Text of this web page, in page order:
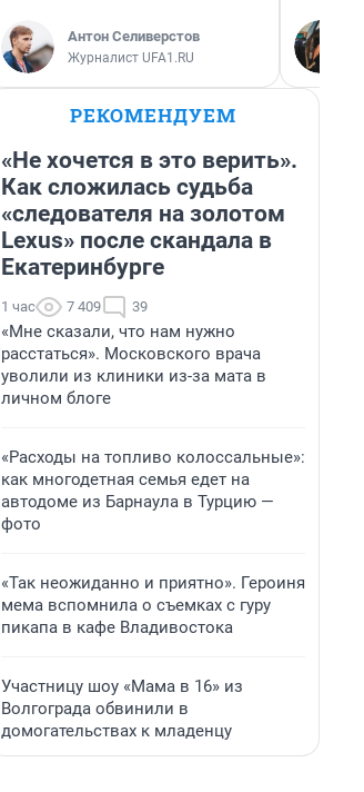
Антон Селиверстов
Журналист UFA1.RU
РЕКОМЕНДУЕМ
«Не хочется в это верить».
Как сложилась судьба
«следователя на золотом
Lexus» после скандала в
Екатеринбурге
1 час 7 409 39
«Мне сказали, что нам нужно
расстаться». Московского врача
уволили из клиники из-за мата в
личном блоге
«Расходы на топливо колоссальные»:
как многодетная семья едет на
автодоме из Барнаула в Турцию —
фото
«Так неожиданно и приятно». Героиня
мема вспомнила о съемках с гуру
пикапа в кафе Владивостока
Участницу шоу «Мама в 16» из
Волгограда обвинили в
домогательствах к младенцу